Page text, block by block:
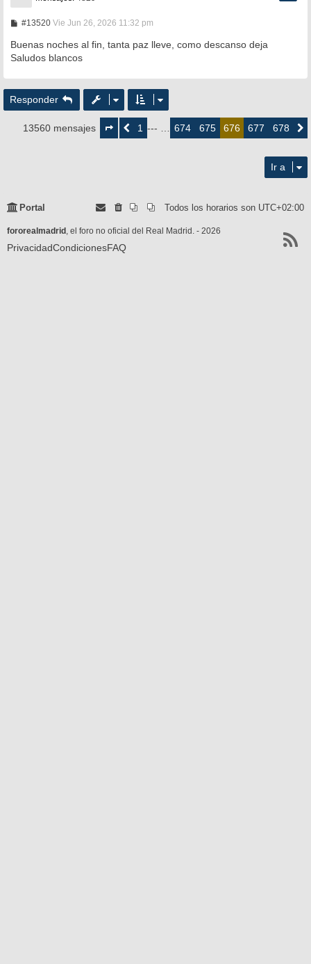
#13520M
n
a
e
Vie Jun 26, 2026 11:32 pm
Buenas noches al fin, tanta paz lleve, como descanso deja
Saludos blancos
Responder
13560 mensajes
Página
676
deAnterior
1 --- … 674 675 676 677 678
Ir a
Portal Todos los horarios son UTC+02:00
fororealmadrid , el foro no oficial del Real Madrid. - 2026
PrivacidadCondicionesFAQ